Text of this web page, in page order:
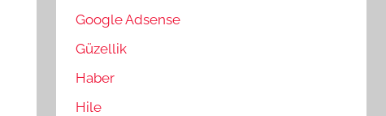
Google Adsense
Güzellik
Haber
Hile